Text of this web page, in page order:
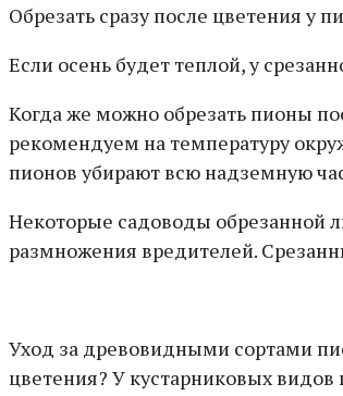
Обрезать сразу после цветения у
Если осень будет теплой, у
Когда же можно обрезать пионы
рекомендуем на температуру
пионов убирают всю надземную
Некоторые садоводы обрезанной
размножения вредителей.
Уход за древовидными сортами
цветения? У кустарниковых